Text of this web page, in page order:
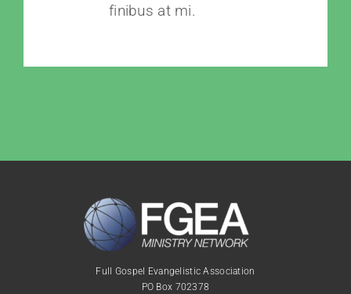
finibus at mi.
Full Gospel Evangelistic Association
PO Box 702378